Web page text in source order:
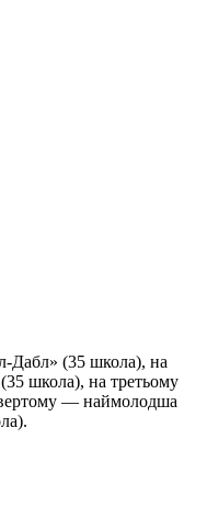
Дабл» (35 школа), на
школа), на третьому
— наймолодша